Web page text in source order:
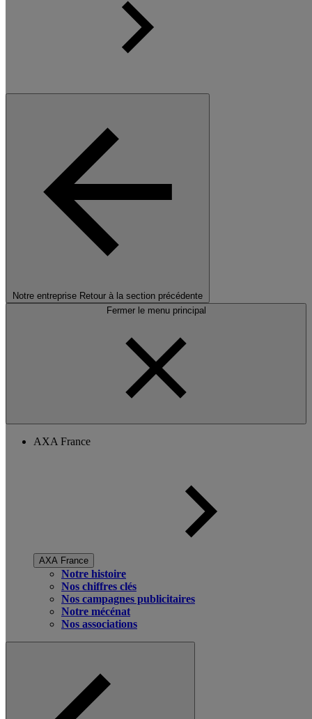
Notre entreprise Retour à la section précédente
Fermer le menu principal
AXA France
AXA France
Notre histoire
Nos chiffres clés
Nos campagnes publicitaires
Notre mécénat
Nos associations